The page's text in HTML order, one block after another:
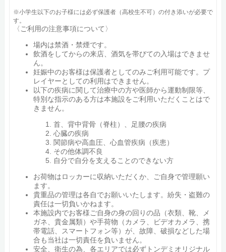
※小学生以下のお子様には必ず保護者（高校生不可）の付き添いが必要で
す。
〈ご利用の注意事項について〉
場内は禁酒・禁煙です。
飲酒をしてからの来店、酒気を帯びての入場はできませ
ん。
妊娠中のお客様は保護者としてのみご利用可能です。プ
レイヤーとしての利用はできません。
以下の疾病に関して治療中の方や医師から運動制限等、
特別な指示のある方は本施設をご利用いただくことはで
きません。
首、背中背骨（脊柱）、足腰の疾病
心臓の疾病
関節病や高血圧、心血管疾病（疾患）
その他体調不良
自分で自分を支えることのできない方
お荷物はロッカーに収納いただくか、ご自身で管理願い
ます。
貴重品の管理は各自でお願いいたします。紛失・盗難の
責任は一切負いかねます。
本施設内でお客様ご自身の身の回りの品（衣類、靴、メ
ガネ、貴金属類）や手荷物（カメラ、ビデオカメラ、携
帯電話、スマートフォン等）が、故障、破損などした場
合も当社は一切責任を負いません。
安全、衛生の為、各エリアでは必ずトンデミオリジナル